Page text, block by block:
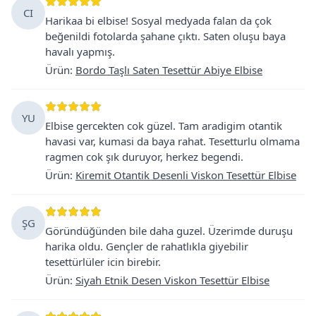
CI
Harikaa bi elbise! Sosyal medyada falan da çok
beğenildi fotolarda şahane çıktı. Saten oluşu baya
havalı yapmış.
Ürün: Bordo Taşlı Saten Tesettür Abiye Elbise
YU
Elbise gercekten cok güzel. Tam aradigim otantik
havasi var, kumasi da baya rahat. Tesetturlu olmama
ragmen cok şık duruyor, herkez begendi.
Ürün: Kiremit Otantik Desenli Viskon Tesettür Elbise
ŞG
Göründüğünden bile daha guzel. Üzerimde duruşu
harika oldu. Gençler de rahatlıkla giyebilir
tesettürlüler icin birebir.
Ürün: Siyah Etnik Desen Viskon Tesettür Elbise